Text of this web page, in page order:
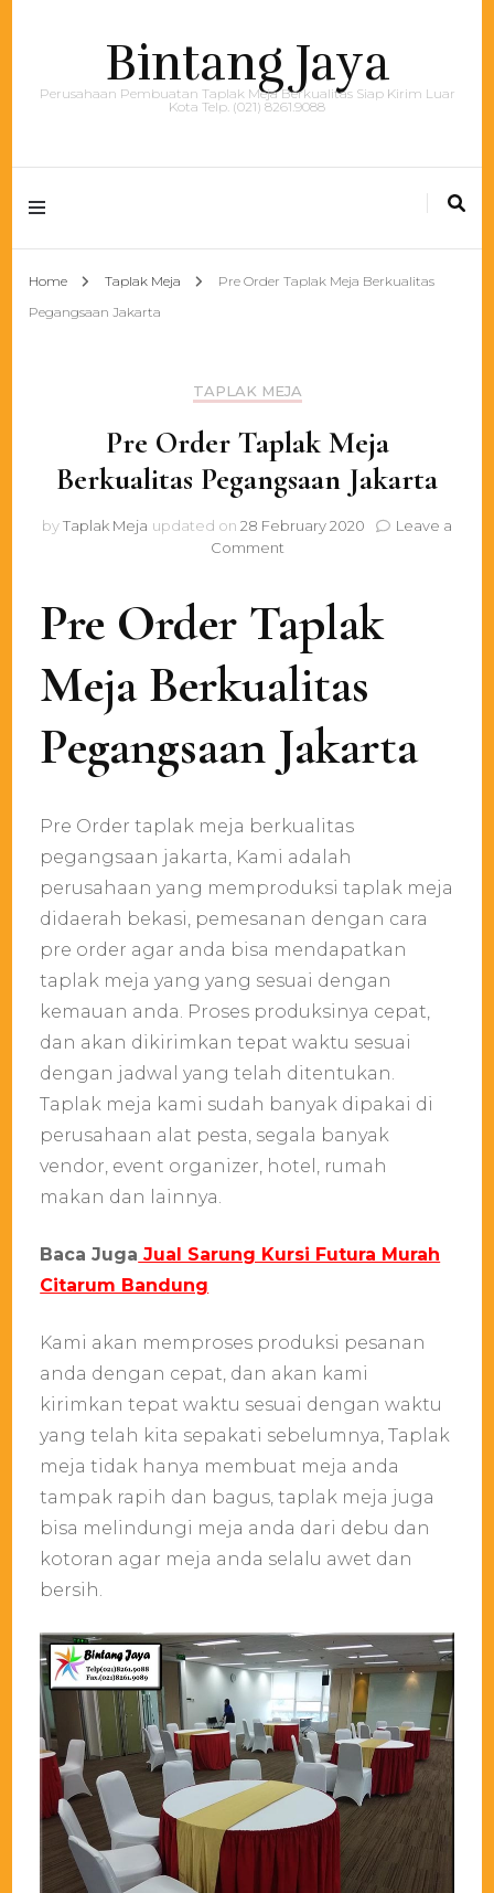
Bintang Jaya
Perusahaan Pembuatan Taplak Meja Berkualitas Siap Kirim Luar
Kota Telp. (021) 8261.9088
Home Taplak Meja
Pre Order Taplak Meja Berkualitas
Pegangsaan Jakarta
TAPLAK MEJA
Pre Order Taplak Meja
Berkualitas Pegangsaan Jakarta
byTaplak Meja updated on 28 February 2020
Leave a
Commenton
Taplak
Meja
Berkualitas
Pegangsaan
Jakarta
Pre Order Taplak
Meja Berkualitas
Pegangsaan Jakarta
Pre Order taplak meja berkualitas
pegangsaan jakarta, Kami adalah
perusahaan yang memproduksi taplak meja
didaerah bekasi, pemesanan dengan cara
pre order agar anda bisa mendapatkan
taplak meja yang yang sesuai dengan
kemauan anda. Proses produksinya cepat,
dan akan dikirimkan tepat waktu sesuai
dengan jadwal yang telah ditentukan.
Taplak meja kami sudah banyak dipakai di
perusahaan alat pesta, segala banyak
vendor, event organizer, hotel, rumah
makan dan lainnya.
Baca Juga Jual Sarung Kursi Futura Murah
Citarum Bandung
Kami akan memproses produksi pesanan
anda dengan cepat, dan akan kami
kirimkan tepat waktu sesuai dengan waktu
yang telah kita sepakati sebelumnya, Taplak
meja tidak hanya membuat meja anda
tampak rapih dan bagus, taplak meja juga
bisa melindungi meja anda dari debu dan
kotoran agar meja anda selalu awet dan
bersih.